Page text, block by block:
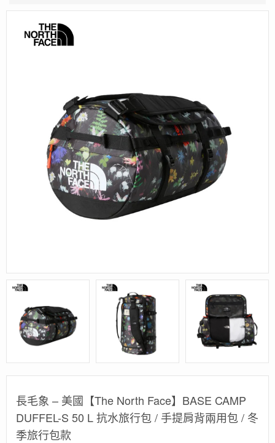
長毛象 – 美國【The North Face】BASE CAMP
DUFFEL-S 50 L 抗水旅行包 / 手提肩背兩用包 / 冬
季旅行包款